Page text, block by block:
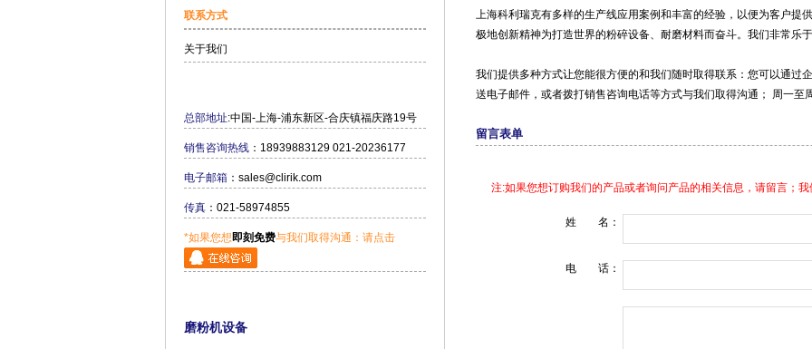
联系方式
关于我们
总部地址:中国-上海-浦东新区-合庆镇福庆路19号
销售咨询热线 ：18939883129 021-20236177
电子邮箱 ：sales@clirik.com
传真 ：021-58974855
*如果您想即刻免费与我们取得沟通：请点击
磨粉机设备
上海科利瑞克有多样的生产线应用案例和丰富的经验，以便为客户提
极地创新精神为打造世界的粉碎设备、耐磨材料而奋斗。我们非常乐
我们提供多种方式让您能很方便的和我们随时取得联系：您可以通过
送电子邮件，或者拨打销售咨询电话等方式与我们取得沟通； 周一至
留言表单
注:如果您想订购我们的产品或者询问产品的相关信息，请留言；
姓 名：
电 话：